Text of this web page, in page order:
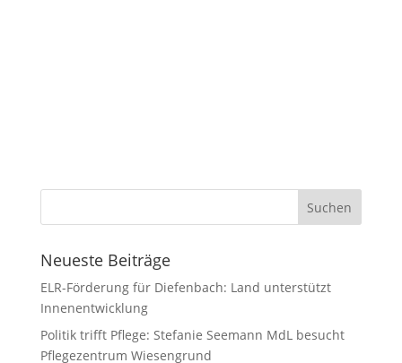
Neueste Beiträge
ELR-Förderung für Diefenbach: Land unterstützt
Innenentwicklung
Politik trifft Pflege: Stefanie Seemann MdL besucht
Pflegezentrum Wiesengrund